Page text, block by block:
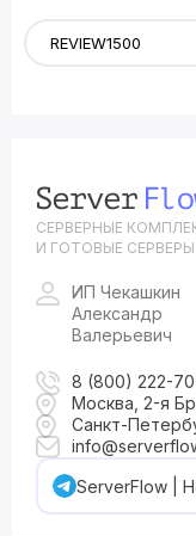
СЕРВЕРНЫЕ
И ГОТОВЫЕ СЕРВЕРЫ
ИП Чекашкин
Александр
Валерьевич
8 (800) 222-
Москва, 2-я
Санкт-
ServerFlow |